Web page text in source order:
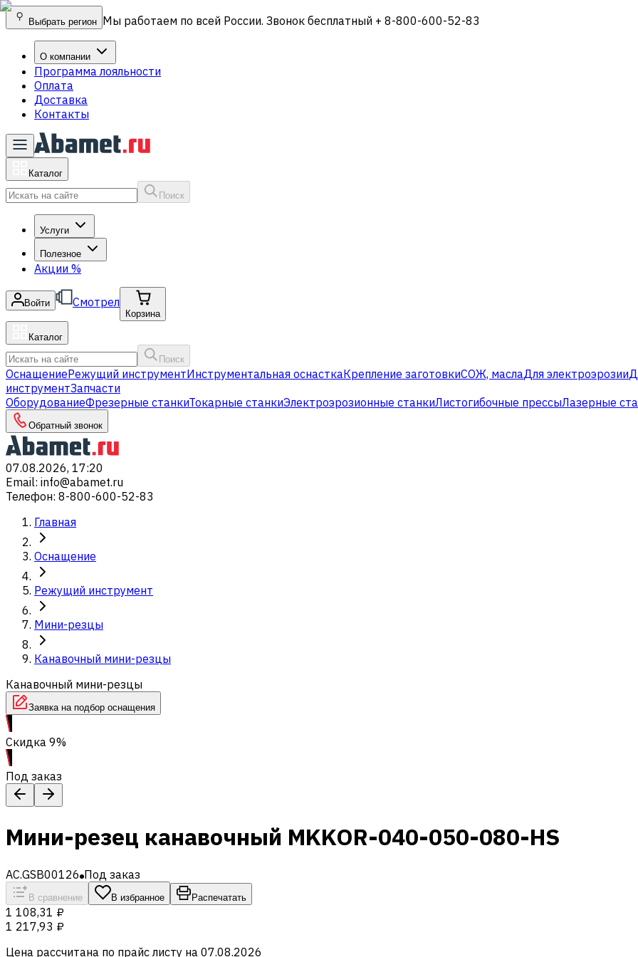
Выбрать регион Мы работаем по всей России. Звонок бесплатный + 8-800-600-52-83
О компании
Программа лояльности
Оплата
Доставка
Контакты
Каталог
Поиск
Услуги
Полезное
Акции %
Войти Смотрел
Корзина
Каталог
Поиск
ОснащениеРежущий инструментИнструментальная оснасткаКрепление заготовкиСОЖ, маслаДля электроэрозии
инструментЗапчасти
ОборудованиеФрезерные станкиТокарные станкиЭлектроэрозионные станкиЛистогибочные прессыЛазерные
Обратный звонок
07.08.2026, 17:20
Email: info@abamet.ru
Телефон: 8-800-600-52-83
Главная
Оснащение
Режущий инструмент
Мини-резцы
Канавочный мини-резцы
Канавочный мини-резцы
Заявка на подбор оснащения
Скидка 9%
Под заказ
Мини-резец канавочный MKKOR-040-050-080-HS
AC.GSB00126 Под заказ
В сравнение В избранное Распечатать
1 108,31 ₽
1 217,93 ₽
Цена рассчитана по прайс листу на 07.08.2026